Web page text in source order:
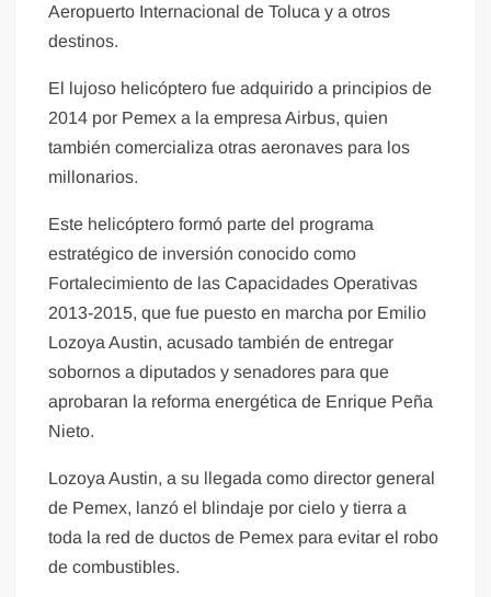
Aeropuerto Internacional de Toluca y a otros
destinos.
El lujoso helicóptero fue adquirido a principios de
2014 por Pemex a la empresa Airbus, quien
también comercializa otras aeronaves para los
millonarios.
Este helicóptero formó parte del programa
estratégico de inversión conocido como
Fortalecimiento de las Capacidades Operativas
2013-2015, que fue puesto en marcha por Emilio
Lozoya Austin, acusado también de entregar
sobornos a diputados y senadores para que
aprobaran la reforma energética de Enrique Peña
Nieto.
Lozoya Austin, a su llegada como director general
de Pemex, lanzó el blindaje por cielo y tierra a
toda la red de ductos de Pemex para evitar el robo
de combustibles.